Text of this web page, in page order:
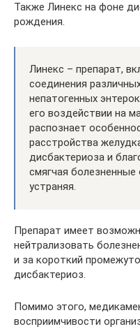
Также Линекс на фоне
рождения.
Линекс – препарат,
соединения
непатогенных
его воздействии на
распознает
расстройства
дисбактериоза и
смягчая
устраняя.
Препарат имеет
нейтрализовать
и за короткий
дисбактериоз.
Помимо этого,
восприимчивости